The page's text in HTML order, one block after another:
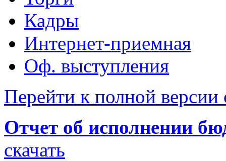
Кадры
Интернет-приемная
Оф. выступления
Перейти к полной версии
Отчет об исполнении
скачать